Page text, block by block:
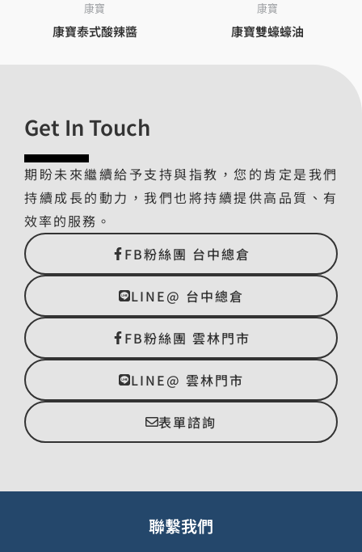
康寶
康寶泰式酸辣醬
康寶
康寶雙蠔蠔油
Get In Touch
期盼未來繼續給予支持與指教，您的肯定是我們
持續成長的動力，我們也將持續提供高品質、有
效率的服務。
FB粉絲團 台中總倉
LINE@ 台中總倉
FB粉絲團 雲林門市
LINE@ 雲林門市
表單諮詢
聯繫我們